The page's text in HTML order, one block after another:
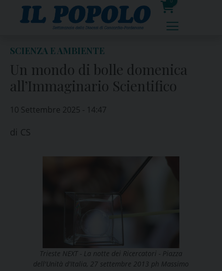
0
prodotti
SCIENZA E AMBIENTE
Un mondo di bolle domenica
all’Immaginario Scientifico
10 Settembre 2025 - 14:47
di CS
Trieste NEXT - La notte dei Ricercatori - Piazza
dell'Unità d'Italia, 27 settembre 2013 ph Massimo